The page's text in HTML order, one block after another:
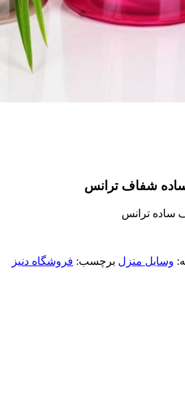
ساده شفاف ترانس
ساده ترانس
وسایل منزل برچسب: فروشگاه دنیز